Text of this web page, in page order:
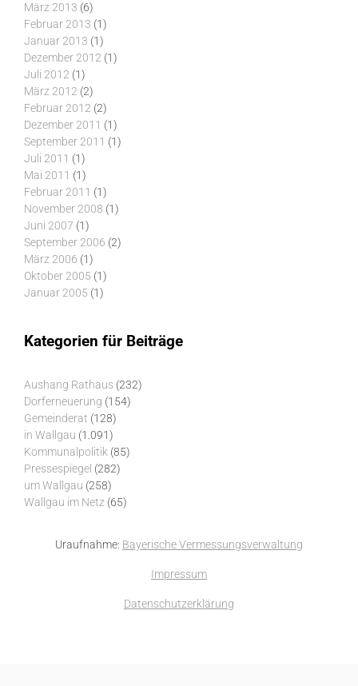
März 2013 (6)
Februar 2013 (1)
Januar 2013 (1)
Dezember 2012 (1)
Juli 2012 (1)
März 2012 (2)
Februar 2012 (2)
Dezember 2011 (1)
September 2011 (1)
Juli 2011 (1)
Mai 2011 (1)
Februar 2011 (1)
November 2008 (1)
Juni 2007 (1)
September 2006 (2)
März 2006 (1)
Oktober 2005 (1)
Januar 2005 (1)
Kategorien für Beiträge
Aushang Rathaus (232)
Dorferneuerung (154)
Gemeinderat (128)
in Wallgau (1.091)
Kommunalpolitik (85)
Pressespiegel (282)
um Wallgau (258)
Wallgau im Netz (65)
Uraufnahme: Bayerische Vermessungsverwaltung
Impressum
Datenschutzerklärung